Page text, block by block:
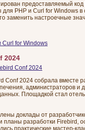
предоставляемый
PHP и Curl for Windows
заменить настроечные
for Windows
2024
Conf 2024 собрала вместе
администраторов и
Площадкой стал
доклады от
разработки Firebird,